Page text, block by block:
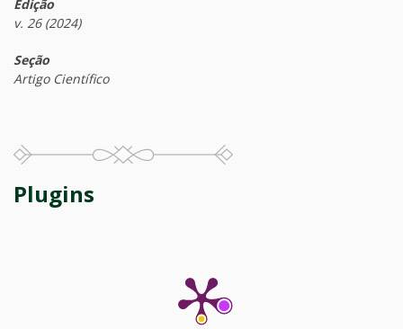
Edição
v. 26 (2024)
Seção
Artigo Científico
Plugins